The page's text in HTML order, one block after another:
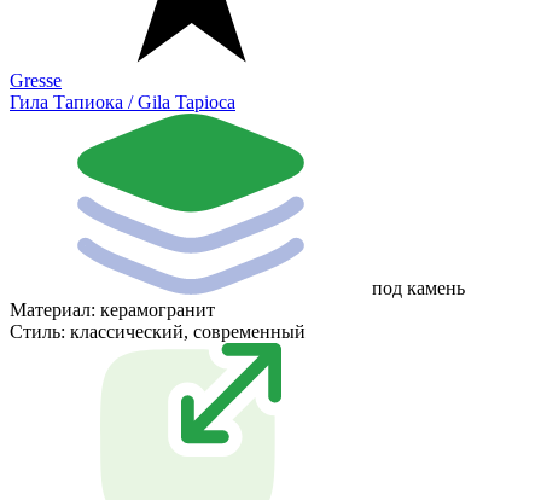
Gresse
Гила Тапиока / Gila Tapioca
под камень
Материал: керамогранит
Стиль: классический, современный